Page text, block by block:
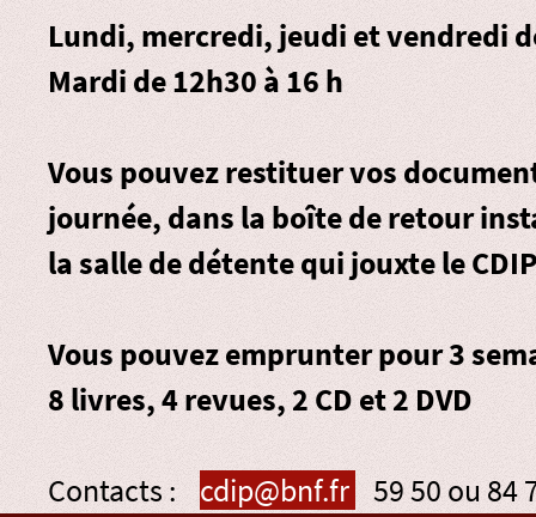
Lundi, mercredi, jeudi et vendredi
Mardi de 12h30 à 16 h
Vous pouvez restituer vos
journée, dans la boîte de retour
la salle de détente qui jouxte le
Vous pouvez emprunter pour 3
8 livres, 4 revues, 2 CD et 2 DVD
Contacts : cdip@bnf.fr 59 50 ou 84